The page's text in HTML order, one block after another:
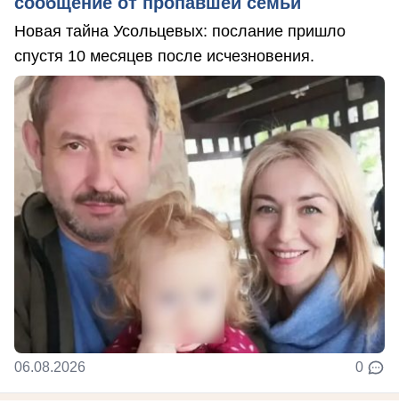
Новая тайна Усольцевых: послание пришло
спустя 10 месяцев после исчезновения.
06.08.2026 0